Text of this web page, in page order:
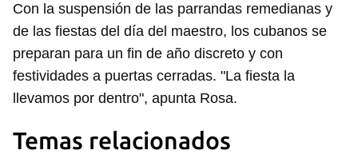
Con la suspensión de las parrandas remedianas y
de las fiestas del día del maestro, los cubanos se
preparan para un fin de año discreto y con
festividades a puertas cerradas. "La fiesta la
llevamos por dentro", apunta Rosa.
Temas relacionados